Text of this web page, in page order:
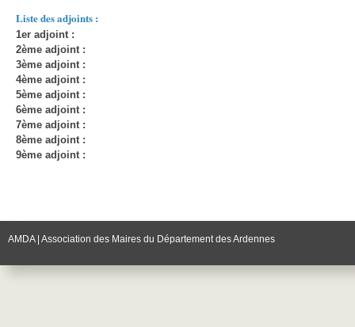
Liste des adjoints :
1er adjoint :
2ème adjoint :
3ème adjoint :
4ème adjoint :
5ème adjoint :
6ème adjoint :
7ème adjoint :
8ème adjoint :
9ème adjoint :
AMDA | Association des Maires du Département des Ardennes